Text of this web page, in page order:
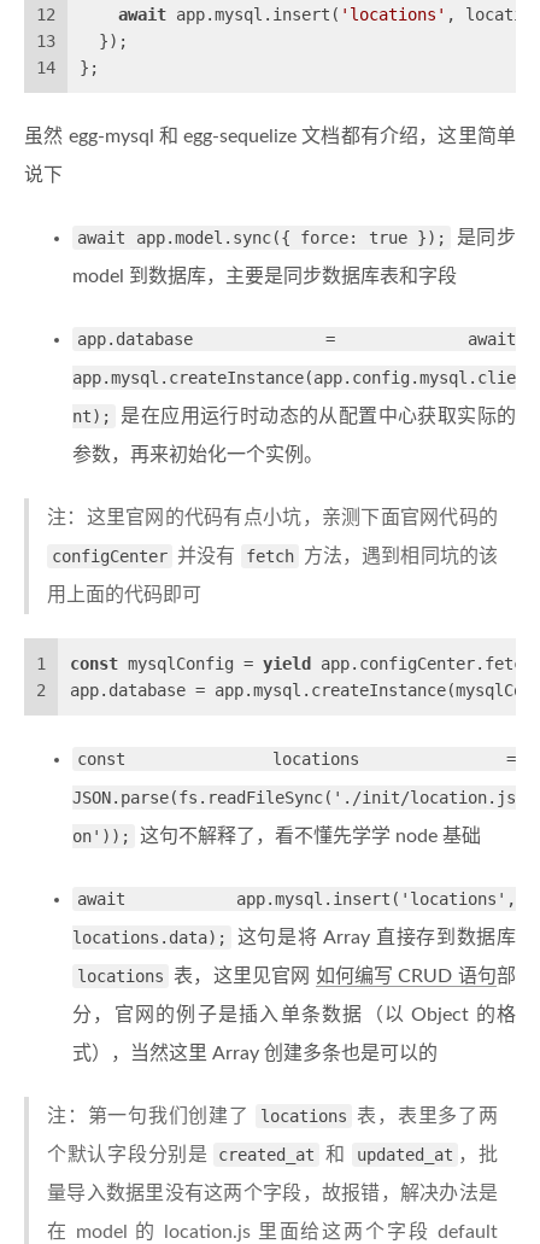
12
13
14
await app.mysql.insert( 'locations' ,
  });
};
虽然 egg-mysql 和 egg-sequelize 文档都有介绍，这里简单
说下
await app.model.sync({ force: true });
是同步
model 到数据库，主要是同步数据库表和字段
app.database = await
app.mysql.createInstance(app.config.mysql.clie
nt);
是在应用运行时动态的从配置中心获取实际的
参数，再来初始化一个实例。
注：这里官网的代码有点小坑，亲测下面官网代码的
configCenter 并没有 fetch 方法，遇到相同坑的该
用上面的代码即可
1
2
const mysqlConfig = yield
app.database =
const locations =
JSON.parse(fs.readFileSync('./init/location.js
on'));
这句不解释了，看不懂先学学 node 基础
await app.mysql.insert('locations',
locations.data);
这句是将 Array 直接存到数据库
locations 表，这里见官网 如何编写 CRUD 语句部
分，官网的例子是插入单条数据（以 Object 的格
式），当然这里 Array 创建多条也是可以的
注：第一句我们创建了 locations 表，表里多了两
个默认字段分别是
created_at 和 updated_at ，批
量导入数据里没有这两个字段，故报错，解决办法是
在 model 的 location.js 里面给这两个字段 default